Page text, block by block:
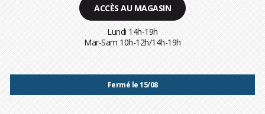
ACCÈS AU MAGASIN
Lundi 14h-19h
Mar-Sam 10h-12h/14h-19h
Fermé le 15/08